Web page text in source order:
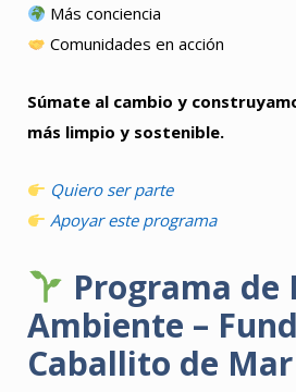
Más conciencia
Comunidades en acción
Súmate al cambio y
más limpio y sostenible.
Quiero ser parte
Apoyar este programa
Programa de
Ambiente –
Caballito de Mar